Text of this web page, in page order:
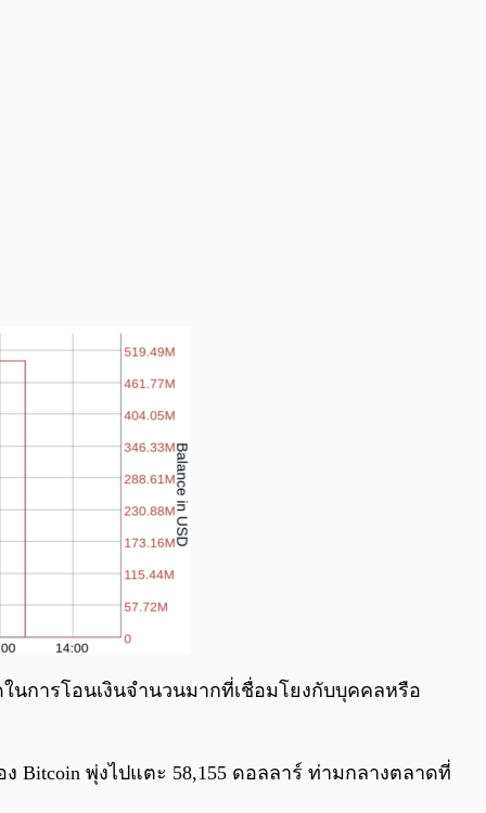
นการโอนเงินจำนวนมากที่เชื่อมโยงกับบุคคลหรือ
Bitcoin พุ่งไปแตะ 58,155 ดอลลาร์ ท่ามกลางตลาดที่